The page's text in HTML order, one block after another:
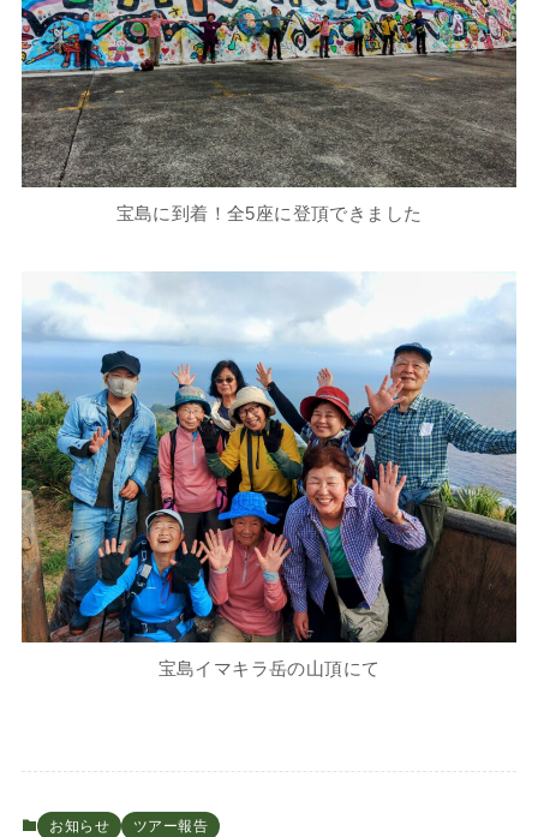
宝島に到着！全5座に登頂できました
宝島イマキラ岳の山頂にて
お知らせ ツアー報告